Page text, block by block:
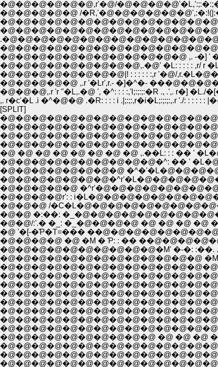
�@�@�@�@�@ /
�@�@�@�@�@�@�@�@�@�@�@�@�@�@
�@�@�@�@�@�@�@�@�@�@�@�@ ,. -�] '
�@�@�@�@�@�@�@�@�@,.�@' �L: : : : : ,r/ r
�@�@�@�@�@�@�@�@|! : : : : : :,r '�@/
�@�@�@�@�@ ,.r '�Lr',r.- �]�^�-
�@�@�@,.r 'r ''�L,.�@ ', �^: : : :,'l;:;:;:�R ., .',. r�] �L./
,. r�c'�L .i �^�@�@ .�R: : : : i .|;:;:,r�i�L;:;:;:,.r './: : : : :
[SPLIT]
�@ �@ �@ �@ �@ �@ �@ �@ ,.��L: : : �� '
�@�@�@�@�@�@�@�@�@�@�^: �� '
�@�@�@�@�@�@�@�@
�@�@�@�@�@
�@�@�@�@r': :
�@ '�[-�Ƥ�T=���
�@�@�@�@ �@ �M � Ƥ: : ��
�@�@�@�@�@�@�@�@�@�@�M' �-�:
�@�@�@�@�@�@�@�@�@�@�@�@�@
�@�@�@�@�@�@�@�@�@�@ �@ �@ �@